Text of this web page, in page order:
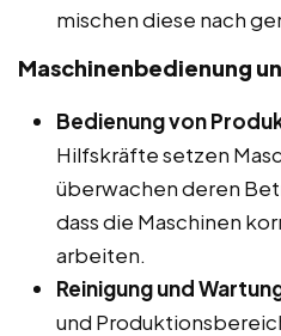
mischen diese nach
Maschinenbedienung
Bedienung von
Hilfskräfte setzen
überwachen deren
dass die Maschinen
arbeiten.
Reinigung und
und